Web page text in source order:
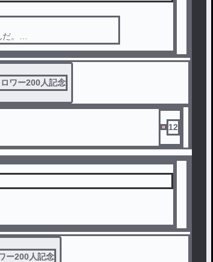
。
しまうけど許してください。
ワー200人記念
12
ー200人記念